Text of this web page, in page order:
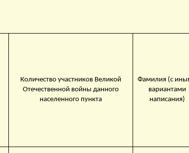
Количество участников Великой
Отечественной войны данного
населенного пункта
Фамилия (с
вариантами
написания)